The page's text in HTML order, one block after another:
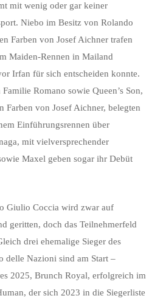
mit wenig oder gar keiner
Niebo im Besitz von Rolando
Farben von Josef Aichner trafen
Maiden-Rennen in Mailand
Irfan für sich entscheiden konnte.
Romano sowie Queen’s Son,
Farben von Josef Aichner, belegten
Einführungsrennen über
mit vielversprechender
Maxel geben sogar ihr Debüt
Giulio Coccia wird zwar auf
geritten, doch das Teilnehmerfeld
drei ehemalige Sieger des
delle Nazioni sind am Start –
2025, Brunch Royal, erfolgreich im
der sich 2023 in die Siegerliste